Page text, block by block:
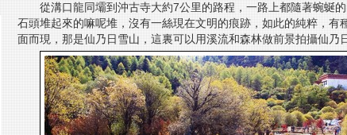
從溝口龍同壩到沖古寺大約7公里的路程，一路上都隨著蜿蜒
石頭堆起來的嘛呢堆，沒有一絲現在文明的痕跡，如此的純粹，
面而現，那是仙乃日雪山，這裏可以用溪流和森林做前景拍攝仙乃日